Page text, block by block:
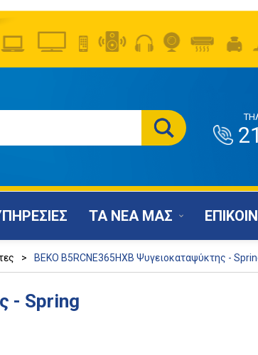
ΤΑ ΝΕΑ ΜΑΣ
> BEKO B5RCNE365HXB Ψυγειοκαταψύκτης -
- Spring